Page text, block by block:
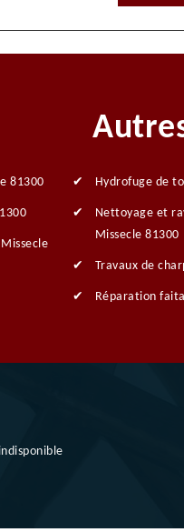
81300 Hydrofuge de
Nettoyage et
Missecle 81300
Travaux de
Réparation
indisponible